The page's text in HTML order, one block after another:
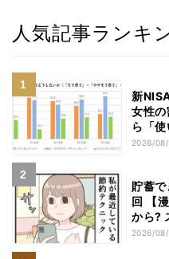
人気記事ランキ
新
女性
ら「
2026/
貯蓄
回 【
から?
2026/